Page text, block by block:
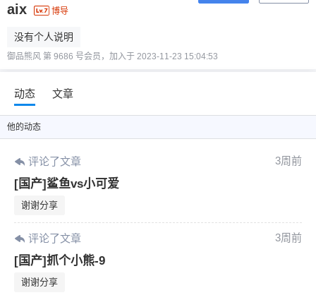
aix 博导
没有个人说明
御品熊风 第 9686 号会员，加入于 2023-11-23 15:04:53
动态 文章
他的动态
评论了文章 3周前
[国产]鲨鱼vs小可爱
谢谢分享
评论了文章 3周前
[国产]抓个小熊-9
谢谢分享